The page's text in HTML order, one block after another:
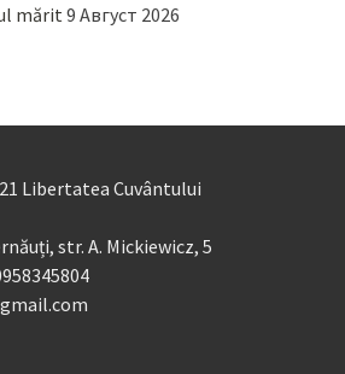
mărit9 Август 2026
Libertatea Cuvântului
str. A. Mickiewicz, 5